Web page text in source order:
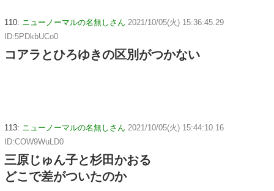
110: ニューノーマルの名無しさん 2021/10/05(火) 15:36:45.29
ID:5PDkbUCo0
コアラとひろゆきの区別がつかない
113: ニューノーマルの名無しさん 2021/10/05(火) 15:44:10.16
ID:COW9WuLD0
三原じゅん子と杉田かおる
どこで差がついたのか